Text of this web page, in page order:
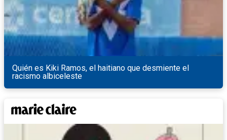
Quién es Kiki Ramos, el haitiano que desmiente el
racismo albiceleste